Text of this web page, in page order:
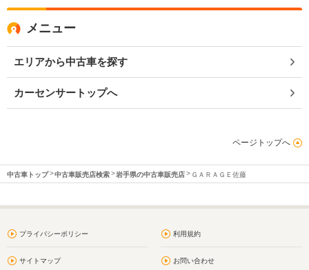
メニュー
エリアから中古車を探す
カーセンサートップへ
ページトップへ
中古車トップ 中古車販売店検索 岩手県の中古車販売店 ＧＡＲＡＧＥ佐藤
プライバシーポリシー 利用規約
サイトマップ お問い合わせ